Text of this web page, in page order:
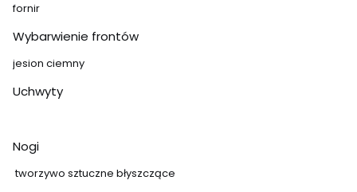
fornir
Wybarwienie frontów
jesion ciemny
Uchwyty
Nogi
tworzywo sztuczne błyszczące